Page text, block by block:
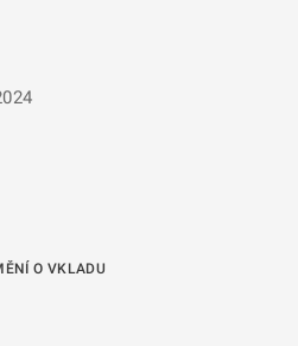
O VKLADU